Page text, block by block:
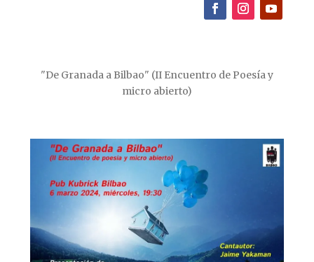
"De Granada a Bilbao" (II Encuentro de Poesía y
micro abierto)